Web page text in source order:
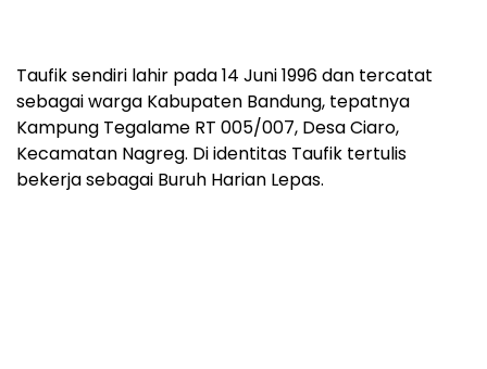
Taufik sendiri lahir pada 14 Juni 1996 dan tercatat
sebagai warga Kabupaten Bandung, tepatnya
Kampung Tegalame RT 005/007, Desa Ciaro,
Kecamatan Nagreg. Di identitas Taufik tertulis
bekerja sebagai Buruh Harian Lepas.